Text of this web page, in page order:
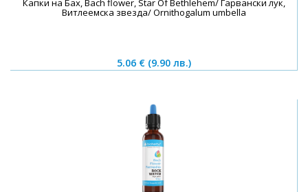
Капки на Бах, Bach flower, Star Of Bethlehem/ Гарвански лук,
Витлеемска звезда/ Ornithogalum umbella
5.06 € (9.90 лв.)